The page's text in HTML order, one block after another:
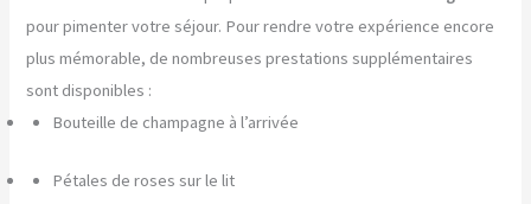
pour pimenter votre séjour. Pour rendre votre expérience encore
plus mémorable, de nombreuses prestations supplémentaires
sont disponibles :
Bouteille de champagne à l’arrivée
Pétales de roses sur le lit